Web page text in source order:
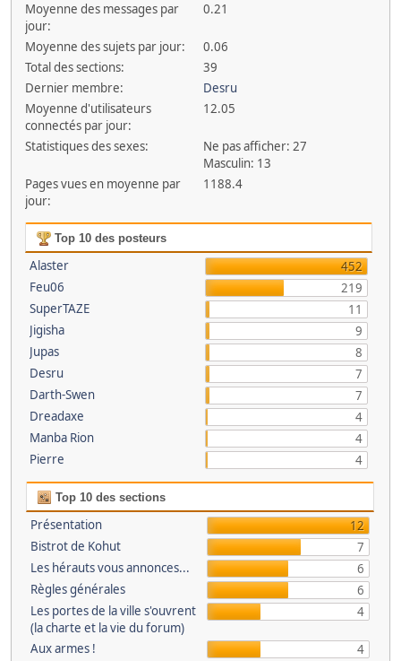
Moyenne des messages par
jour:
0.21
Moyenne des sujets par jour:
0.06
Total des sections:
39
Dernier membre:
Desru
Moyenne d'utilisateurs
connectés par jour:
12.05
Statistiques des sexes:
Ne pas afficher: 27
Masculin: 13
Pages vues en moyenne par
jour:
1188.4
Top 10 des posteurs
Alaster
452
Feu06
219
SuperTAZE
11
Jigisha
9
Jupas
8
Desru
7
Darth-Swen
7
Dreadaxe
4
Manba Rion
4
Pierre
4
Top 10 des sections
Présentation
12
Bistrot de Kohut
7
Les hérauts vous annonces...
6
Règles générales
6
Les portes de la ville s'ouvrent
(la charte et la vie du forum)
4
Aux armes !
4